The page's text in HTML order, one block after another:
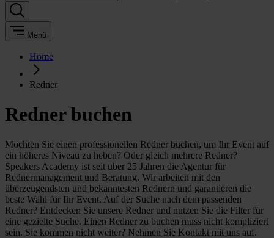
Menü
Home
Redner
Redner buchen
Möchten Sie einen professionellen Redner buchen, um Ihr Event auf
ein höheres Niveau zu heben? Oder gleich mehrere Redner?
Speakers Academy ist seit über 25 Jahren die Agentur für
Rednermanagement und Beratung. Wir arbeiten mit den
überzeugendsten und bekanntesten Rednern und garantieren die
beste Wahl für Ihr Event. Auf der Suche nach dem passenden
Redner? Entdecken Sie unsere Redner und nutzen Sie die Filter für
eine gezielte Suche. Einen Redner zu buchen muss nicht kompliziert
sein. Sie kommen nicht weiter? Nehmen Sie Kontakt mit uns auf.